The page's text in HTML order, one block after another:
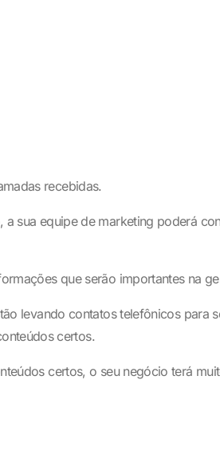
recebidas.
sua equipe de marketing poderá
que serão importantes na
levando contatos telefônicos para
certos.
certos, o seu negócio terá